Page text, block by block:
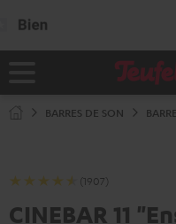
Page
BARRES DE SON
(1907)
CINEBAR 11